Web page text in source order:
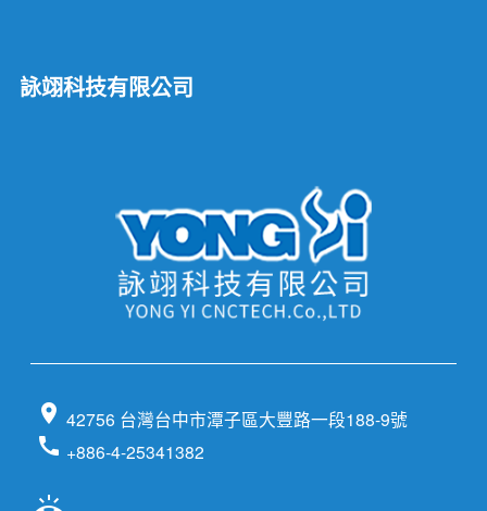
詠翊科技有限公司
location_on 42756 台灣台中市潭子區大豐路一段188-9號
call +886-4-25341382
ring_volume